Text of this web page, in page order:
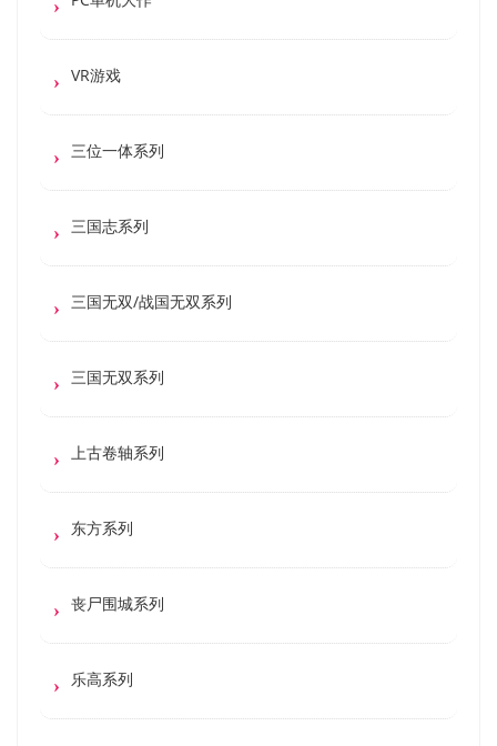
VR游戏
三位一体系列
三国志系列
三国无双/战国无双系列
三国无双系列
上古卷轴系列
东方系列
丧尸围城系列
乐高系列